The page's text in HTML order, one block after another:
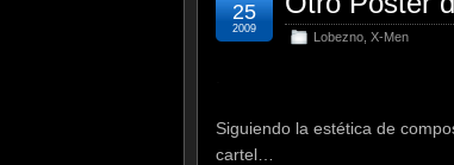
Lobezno, X-Men
25
2009
Siguiendo la estética de
cartel…